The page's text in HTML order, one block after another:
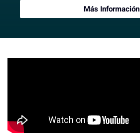
Más Información